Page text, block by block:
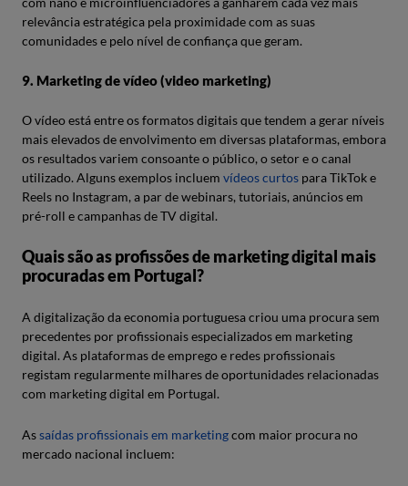
relevância estratégica pela proximidade com as suas
comunidades e pelo nível de confiança que geram.
9. Marketing de vídeo (video marketing)
O vídeo está entre os formatos digitais que tendem a gerar níveis
mais elevados de envolvimento em diversas plataformas, embora
os resultados variem consoante o público, o setor e o canal
utilizado. Alguns exemplos incluem vídeos curtos para TikTok e
Reels no Instagram, a par de webinars, tutoriais, anúncios em
pré-roll e campanhas de TV digital.
Quais são as profissões de marketing digital mais
procuradas em Portugal?
A digitalização da economia portuguesa criou uma procura sem
precedentes por profissionais especializados em marketing
digital. As plataformas de emprego e redes profissionais
registam regularmente milhares de oportunidades relacionadas
com marketing digital em Portugal.
Assaídas profissionais em marketingcom maior procura no
mercado nacional incluem: